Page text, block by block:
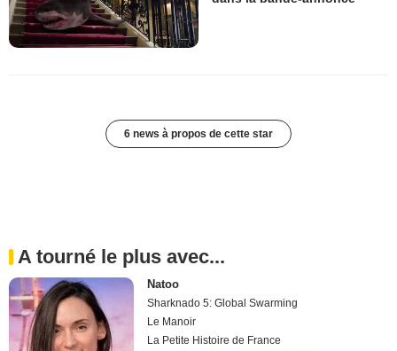
6 news à propos de cette star
A tourné le plus avec...
Natoo
Sharknado 5: Global Swarming
Le Manoir
La Petite Histoire de France